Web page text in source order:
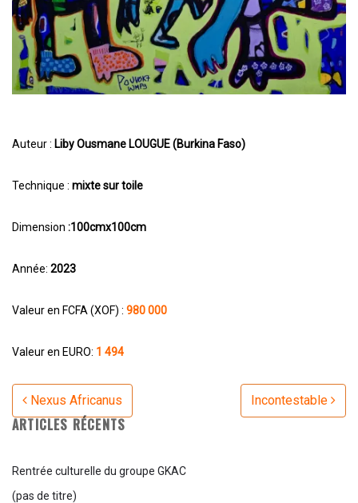
Auteur : Liby Ousmane LOUGUE (Burkina Faso)
Technique : mixte sur toile
Dimension :100cmx100cm
Année: 2023
Valeur en FCFA (XOF) : 980 000
Valeur en EURO: 1 494
Navigation
Nexus Africanus Incontestable
ARTICLES RÉCENTS
Rentrée culturelle du groupe GKAC
(pas de titre)